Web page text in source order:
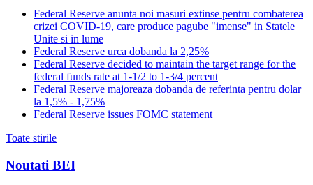
Federal Reserve anunta noi masuri extinse pentru combaterea
crizei COVID-19, care produce pagube "imense" in Statele
Unite si in lume
Federal Reserve urca dobanda la 2,25%
Federal Reserve decided to maintain the target range for the
federal funds rate at 1-1/2 to 1-3/4 percent
Federal Reserve majoreaza dobanda de referinta pentru dolar
la 1,5% - 1,75%
Federal Reserve issues FOMC statement
Toate stirile
Noutati BEI